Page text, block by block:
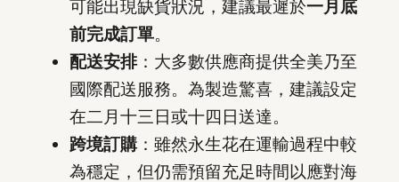
可能出現缺貨狀況，建議最遲於一月底
前完成訂單。
配送安排：大多數供應商提供全美乃至
國際配送服務。為製造驚喜，建議設定
在二月十三日或十四日送達。
跨境訂購 ：雖然永生花在運輸過程中較
為穩定，但仍需預留充足時間以應對海